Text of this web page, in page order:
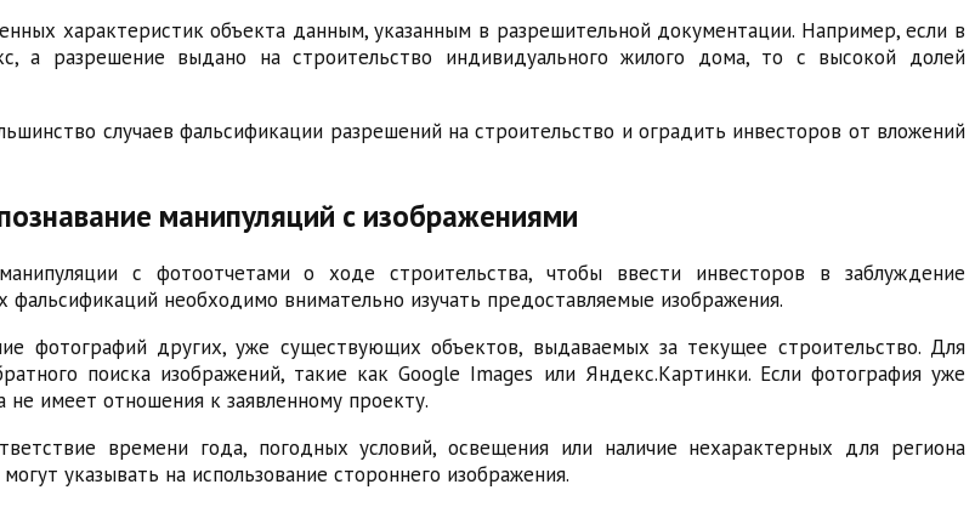
характеристик объекта данным, указанным в разрешительной документации. Например, если в
а разрешение выдано на строительство индивидуального жилого дома, то с высокой долей
случаев фальсификации разрешений на строительство и оградить инвесторов от вложений
манипуляций с изображениями
с фотоотчетами о ходе строительства, чтобы ввести инвесторов в заблуждение
необходимо внимательно изучать предоставляемые изображения.
фотографий других, уже существующих объектов, выдаваемых за текущее строительство. Для
поиска изображений, такие как Google Images или Яндекс.Картинки. Если фотография уже
имеет отношения к заявленному проекту.
времени года, погодных условий, освещения или наличие нехарактерных для региона
указывать на использование стороннего изображения.